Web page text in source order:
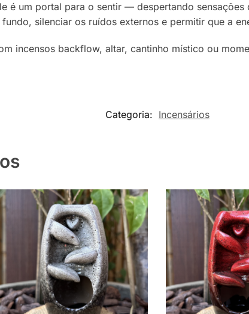
é um portal para o sentir — despertando
silenciar os ruídos externos e permitir que a
incensos backflow, altar, cantinho místico ou
Categoria: Incensários